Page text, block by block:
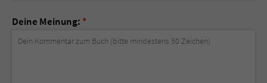
Deine Meinung: *